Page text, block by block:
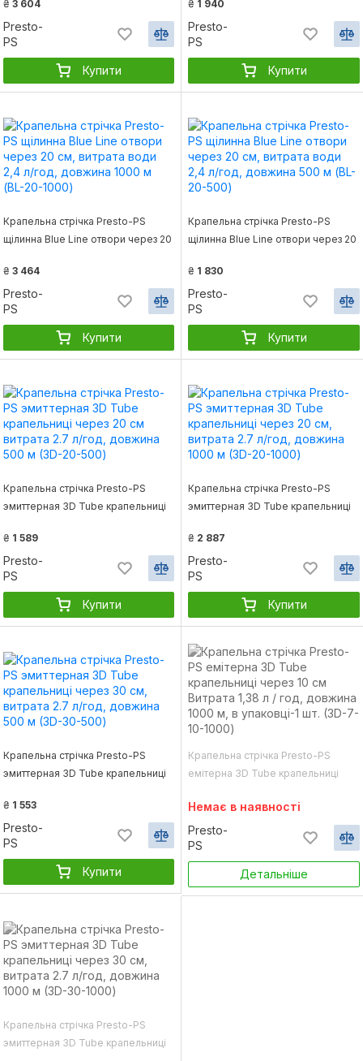
довжина 1000 м (BL-10-1000)
₴ 3 604
Presto-
PS
Купити
довжина 500 м (BL-10-500)
₴ 1 940
Presto-
PS
Купити
Крапельна стрічка Presto-PS
щілинна Blue Line отвори через 20
довжина 1000 м (BL-20-1000)
₴ 3 464
Presto-
PS
Купити
Крапельна стрічка Presto-PS
щілинна Blue Line отвори через 20
довжина 500 м (BL-20-500)
₴ 1 830
Presto-
PS
Купити
Крапельна стрічка Presto-PS
эмиттерная 3D Tube крапельниці
довжина 500 м (3D-20-500)
₴ 1 589
Presto-
PS
Купити
Крапельна стрічка Presto-PS
эмиттерная 3D Tube крапельниці
довжина 1000 м (3D-20-1000)
₴ 2 887
Presto-
PS
Купити
Крапельна стрічка Presto-PS
эмиттерная 3D Tube крапельниці
довжина 500 м (3D-30-500)
₴ 1 553
Presto-
PS
Купити
Крапельна стрічка Presto-PS
емітерна 3D Tube крапельниці
довжина 1000 м, в упаковці-1 шт.
(3D-7-10-1000)
Немає в наявності
Presto-
PS
Детальніше
Крапельна стрічка Presto-PS
эмиттерная 3D Tube крапельниці